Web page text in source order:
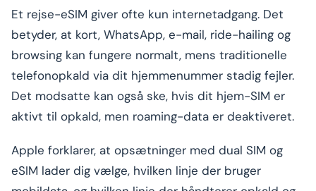
Et rejse-eSIM giver ofte kun internetadgang. Det
betyder, at kort, WhatsApp, e-mail, ride-hailing og
browsing kan fungere normalt, mens traditionelle
telefonopkald via dit hjemmenummer stadig fejler.
Det modsatte kan også ske, hvis dit hjem-SIM er
aktivt til opkald, men roaming-data er deaktiveret.
Apple forklarer, at opsætninger med dual SIM og
eSIM lader dig vælge, hvilken linje der bruger